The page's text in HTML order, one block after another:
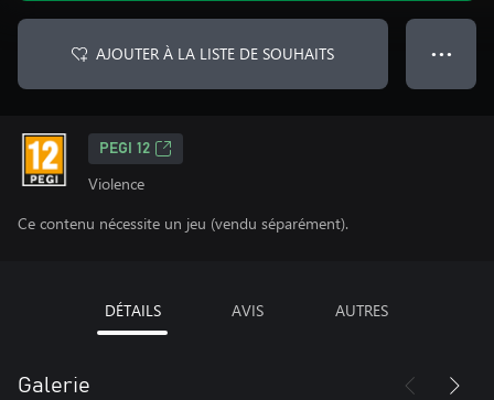
AJOUTER À LA LISTE DE SOUHAITS ● ● ●
PEGI 12
Violence
Ce contenu nécessite un jeu (vendu séparément).
DÉTAILS AVIS AUTRES
Galerie